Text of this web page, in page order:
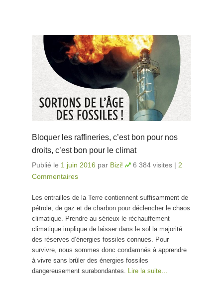
Bloquer les raffineries, c’est bon pour nos
droits, c’est bon pour le climat
Publié le 1 juin 2016 par Bizi! 6 384 visites | 2
Commentaires
Les entrailles de la Terre contiennent suffisamment de
pétrole, de gaz et de charbon pour déclencher le chaos
climatique. Prendre au sérieux le réchauffement
climatique implique de laisser dans le sol la majorité
des réserves d’énergies fossiles connues. Pour
survivre, nous sommes donc condamnés à apprendre
à vivre sans brûler des énergies fossiles
dangereusement surabondantes. Lire la suite…